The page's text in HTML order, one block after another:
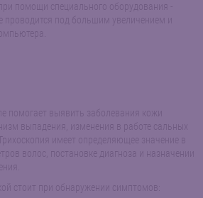
помощи специального оборудования -
проводится под большим увеличением и
помогает выявить заболевания кожи
выпадения, изменения в работе сальных
имеет определяющее значение в
волос, постановке диагноза и назначении
стоит при обнаружении симптомов: